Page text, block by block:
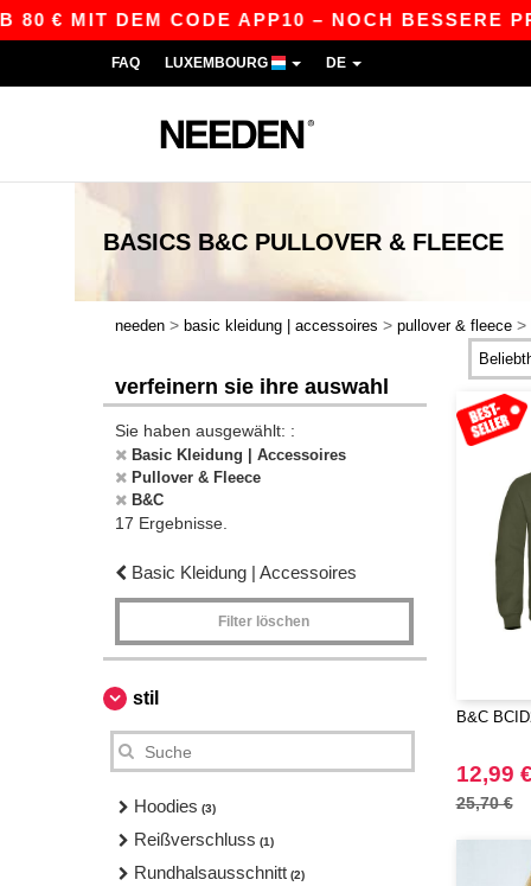
DEM CODE APP10 – NOCH BESSERE
FAQ LUXEMBOURG DE
BASICS B&C PULLOVER & FLEECE
needen > basic kleidung | accessoires > pullover & fleece >
verfeinern sie ihre auswahl
Sie haben ausgewählt: :
Basic Kleidung | Accessoires
Pullover & Fleece
B&C
17 Ergebnisse.
Basic Kleidung | Accessoires
Filter löschen
stil
Hoodies (3)
Reißverschluss (1)
Rundhalsausschnitt (2)
B&C
12,99 €
25,70 €